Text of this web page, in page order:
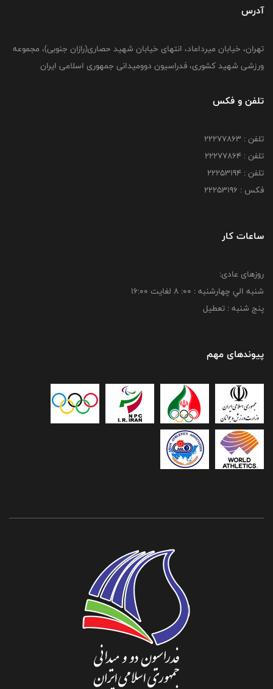
آدرس
تهران، خیابان میرداماد، انتهای خیابان شهید حصاری(رازان جنوبی)، مجموعه
ورزشی شهید کشوری، فدراسیون دوومیدانی جمهوری اسلامی ایران
تلفن و فکس
تلفن : 22277863
تلفن : 22277864
تلفن : 22253194
فکس : 22253196
ساعات کار
روزهای عادی:
شنبه الي چهارشنبه : 00: 8 لغايت 16:00
پنج شنبه : تعطیل
پیوندهای مهم